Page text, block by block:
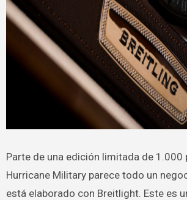
Parte de una edición limitada de 1.000
Hurricane Military parece todo un
está elaborado con Breitlight. Este es